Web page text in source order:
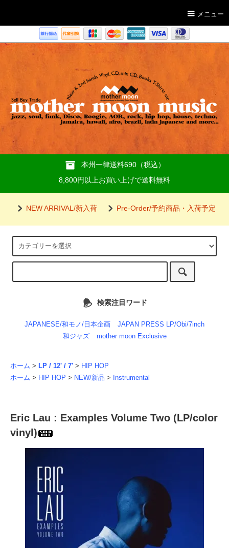
メニュー
本州一律送料690（税込）
8,800円以上お買い上げで送料無料
NEW ARRIVAL/新入荷 Pre-Order/予約商品・入荷予定
検索注目ワード
JAPANESE/和モノ/日本企画
JAPAN PRESS LP/Obi/7inch
和ジャズ
mother moon Exclusive
ホーム > LP / 12' / 7' > HIP HOP
ホーム > HIP HOP > NEW/新品 > Instrumental
Eric Lau : Examples Volume Two (LP/color
vinyl)